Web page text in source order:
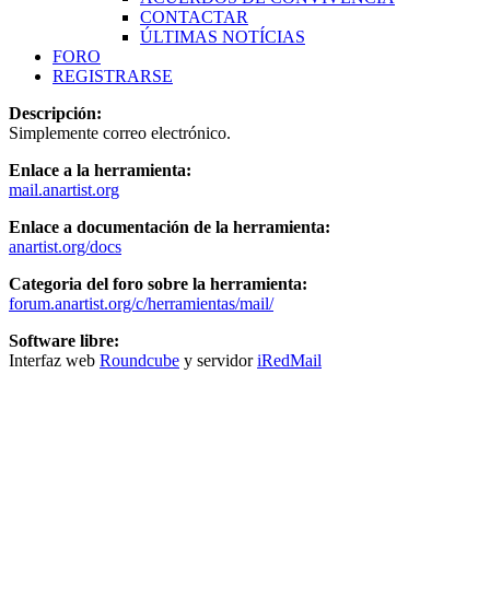
CONTACTAR
ÚLTIMAS NOTÍCIAS
FORO
REGISTRARSE
Descripción:
Simplemente correo electrónico.
Enlace a la herramienta:
mail.anartist.org
Enlace a documentación de la herramienta:
anartist.org/docs
Categoria del foro sobre la herramienta:
forum.anartist.org/c/herramientas/mail/
Software libre:
Interfaz web Roundcube y servidoriRedMail